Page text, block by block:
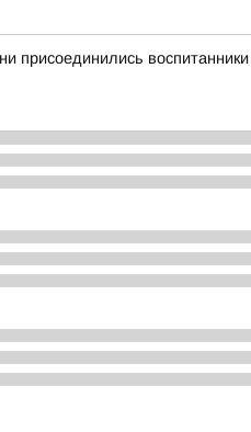
присоединились